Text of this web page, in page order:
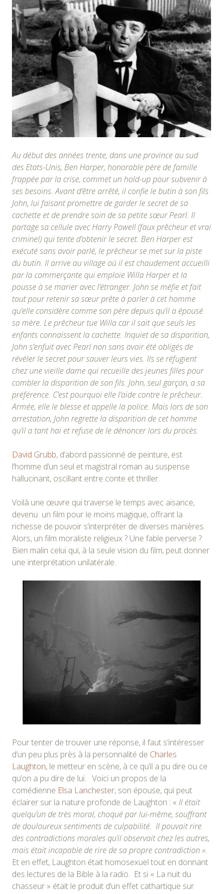
Au début des années trente, dans une province au sud
des Etats-Unis, Ben Harper, honorable père de famille
frappée par la crise, commet un hold-up pour subvenir à
ses besoins. Avant d’être arrêté, il confie le butin à son fils
John, lui faisant promettre de garder le secret de sa
cachette et de prendre soin de sa petite sœur Pearl. Il
partage sa cellule avec Harry Powell (faux prêcheur et vrai
criminel) qui tente d’obtenir le secret. Ben Harper est
exécuté sans avoir parlé, le prêcheur se met sur la piste
du butin. Il arrive au village où il est chaudement accueilli
par la commerçante qui emploie Willa Harper et la
pousse à se marier avec l’étranger. John se méfie et fait
tout pour retenir sa sœur prête à parler à cet homme
qu’elle considère comme son père depuis qu’il a épousé
sa mère. Le prêcheur tue Willa car il sait que seuls les
enfants connaissent la cachette. Inquiet de sa disparition,
John s’enfuit avec Pearl non sans avoir été obligés de
révéler le secret pour sauver leurs vies. Ils se réfugient
chez une vieille dame qui recueille des jeunes filles pour
combler la disparition de son fils. John, seul garçon, a sa
préférence. C’est pourquoi elle l’aide contre le prêcheur.
Armée, elle le blesse et appelle la police. Mais lors de son
arrestation, John regrette la disparition de cet homme
qu’il a tant haï et refuse de le dénoncer lors du procès.
David Grubb, d’abord passionné de peinture, est
l’homme d’un seul et magistral roman au suspense
hallucinant, oscillant entre conte et thriller.
Voilà une œuvre qui traverse le temps avec aisance,
devenu un film pour le moins magique, offrant la
richesse de pouvoir s’interpréter de diverses manières.
Alors, un film moraliste religieux ? Une fable perverse ?
Bien malin celui qui, à la seule vision du film, peut donner
une interprétation unilatérale.
Pour tenter de trouver une réponse, il faut s’intéresser
d’un peu plus près à la personnalité de Charles
Laughton, le metteur en scène, à ce qu’il a pu dire ou ce
qu’on a pu dire de lui. Voici un propos de la
comédienne Elsa Lanchester, son épouse, qui peut
éclairer sur la nature profonde de Laughton : « Il était
quelqu’un de très moral, choqué par lui-même, souffrant
de douloureux sentiments de culpabilité. Il pouvait rire
des contradictions morales qu’il observait chez les autres,
mais était incapable de rire de sa propre contradiction ».
Et en effet, Laughton était homosexuel tout en donnant
des lectures de la Bible à la radio. Et si « La nuit du
chasseur » était le produit d’un effet cathartique sur